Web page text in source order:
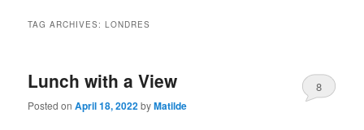
TAG ARCHIVES:LONDRES
Lunch with a View
Posted onApril 18, 2022byMatilde
8